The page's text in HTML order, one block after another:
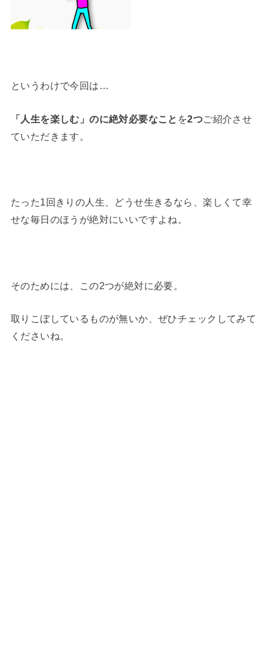
というわけで今回は…
「人生を楽しむ」のに絶対必要なこと を2つ ご紹介させ
ていただきます。
たった1回きりの人生、どうせ生きるなら、楽しくて幸
せな毎日のほうが絶対にいいですよね。
そのためには、この2つが絶対に必要。
取りこぼしているものが無いか、ぜひチェックしてみて
くださいね。